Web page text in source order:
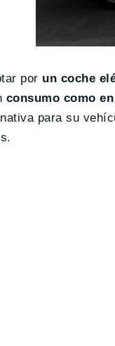
por un coche
consumo como
para su